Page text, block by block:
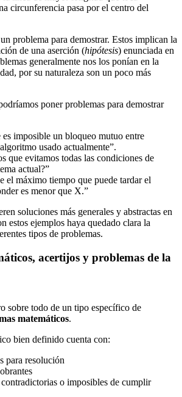
circunferencia pasa por el centro del
problema para demostrar. Estos implican la
de una aserción (hipótesis) enunciada en
generalmente nos los ponían en la
por su naturaleza son un poco más
poner problemas para demostrar
es imposible un bloqueo mutuo entre
usado actualmente”.
que evitamos todas las condiciones de
actual?”
el máximo tiempo que puede tardar el
es menor que X.”
soluciones más generales y abstractas en
estos ejemplos haya quedado clara la
tipos de problemas.
acertijos y problemas de la
sobre todo de un tipo específico de
matemáticos.
bien definido cuenta con:
para resolución
o imposibles de cumplir